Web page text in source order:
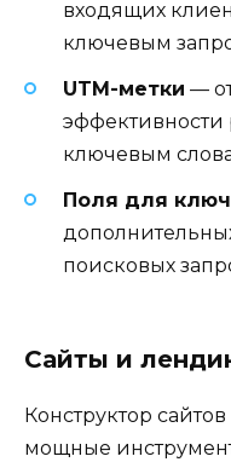
входящих
ключевым
UTM-метки —
ключевым
Поля для
поисковых
Сайты и
Конструктор
мощные